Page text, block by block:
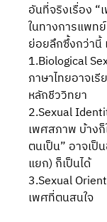
อันที่จริงเรื่อง
ในทางการแพท
ย่อยลึกซึ้งกว่านี้
1.Biological
ภาษาไทยอาจเ
หลักชีววิทยา
2.Sexual
เพศสภาพ บ้างก็
ตนเป็น” อาจเป็
แยก) ก็เป็นได้
3.Sexual
เพศที่ตนสนใจ